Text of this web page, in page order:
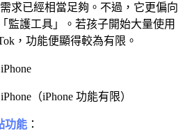
求已經相當足夠。不過，它更偏向
監護工具」。若孩子開始大量使用
，功能便顯得較為有限。
（iPhone 功能有限）
功能 ：